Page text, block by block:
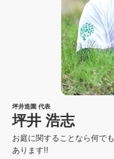
坪井造園 代表
坪井 浩志
お庭に関することなら何で
あります!!